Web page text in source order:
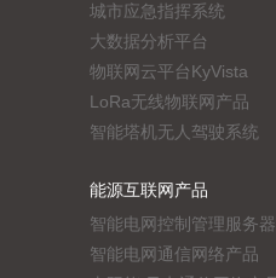
城市应急指挥系统
大数据分析平台
物联网云平台KyVista
LoRa无线物联网产品
智能塔机无人驾驶系统
能源互联网产品
智能电网控制管理服务器
智能电网通信网络产品